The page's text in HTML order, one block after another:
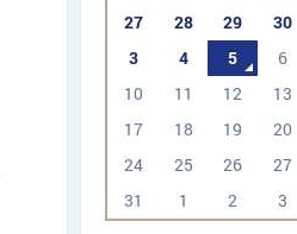
27
28 29 30
3
4 5 6
10
11 12 13
17
18 19 20
24
25 26 27
31
1 2 3